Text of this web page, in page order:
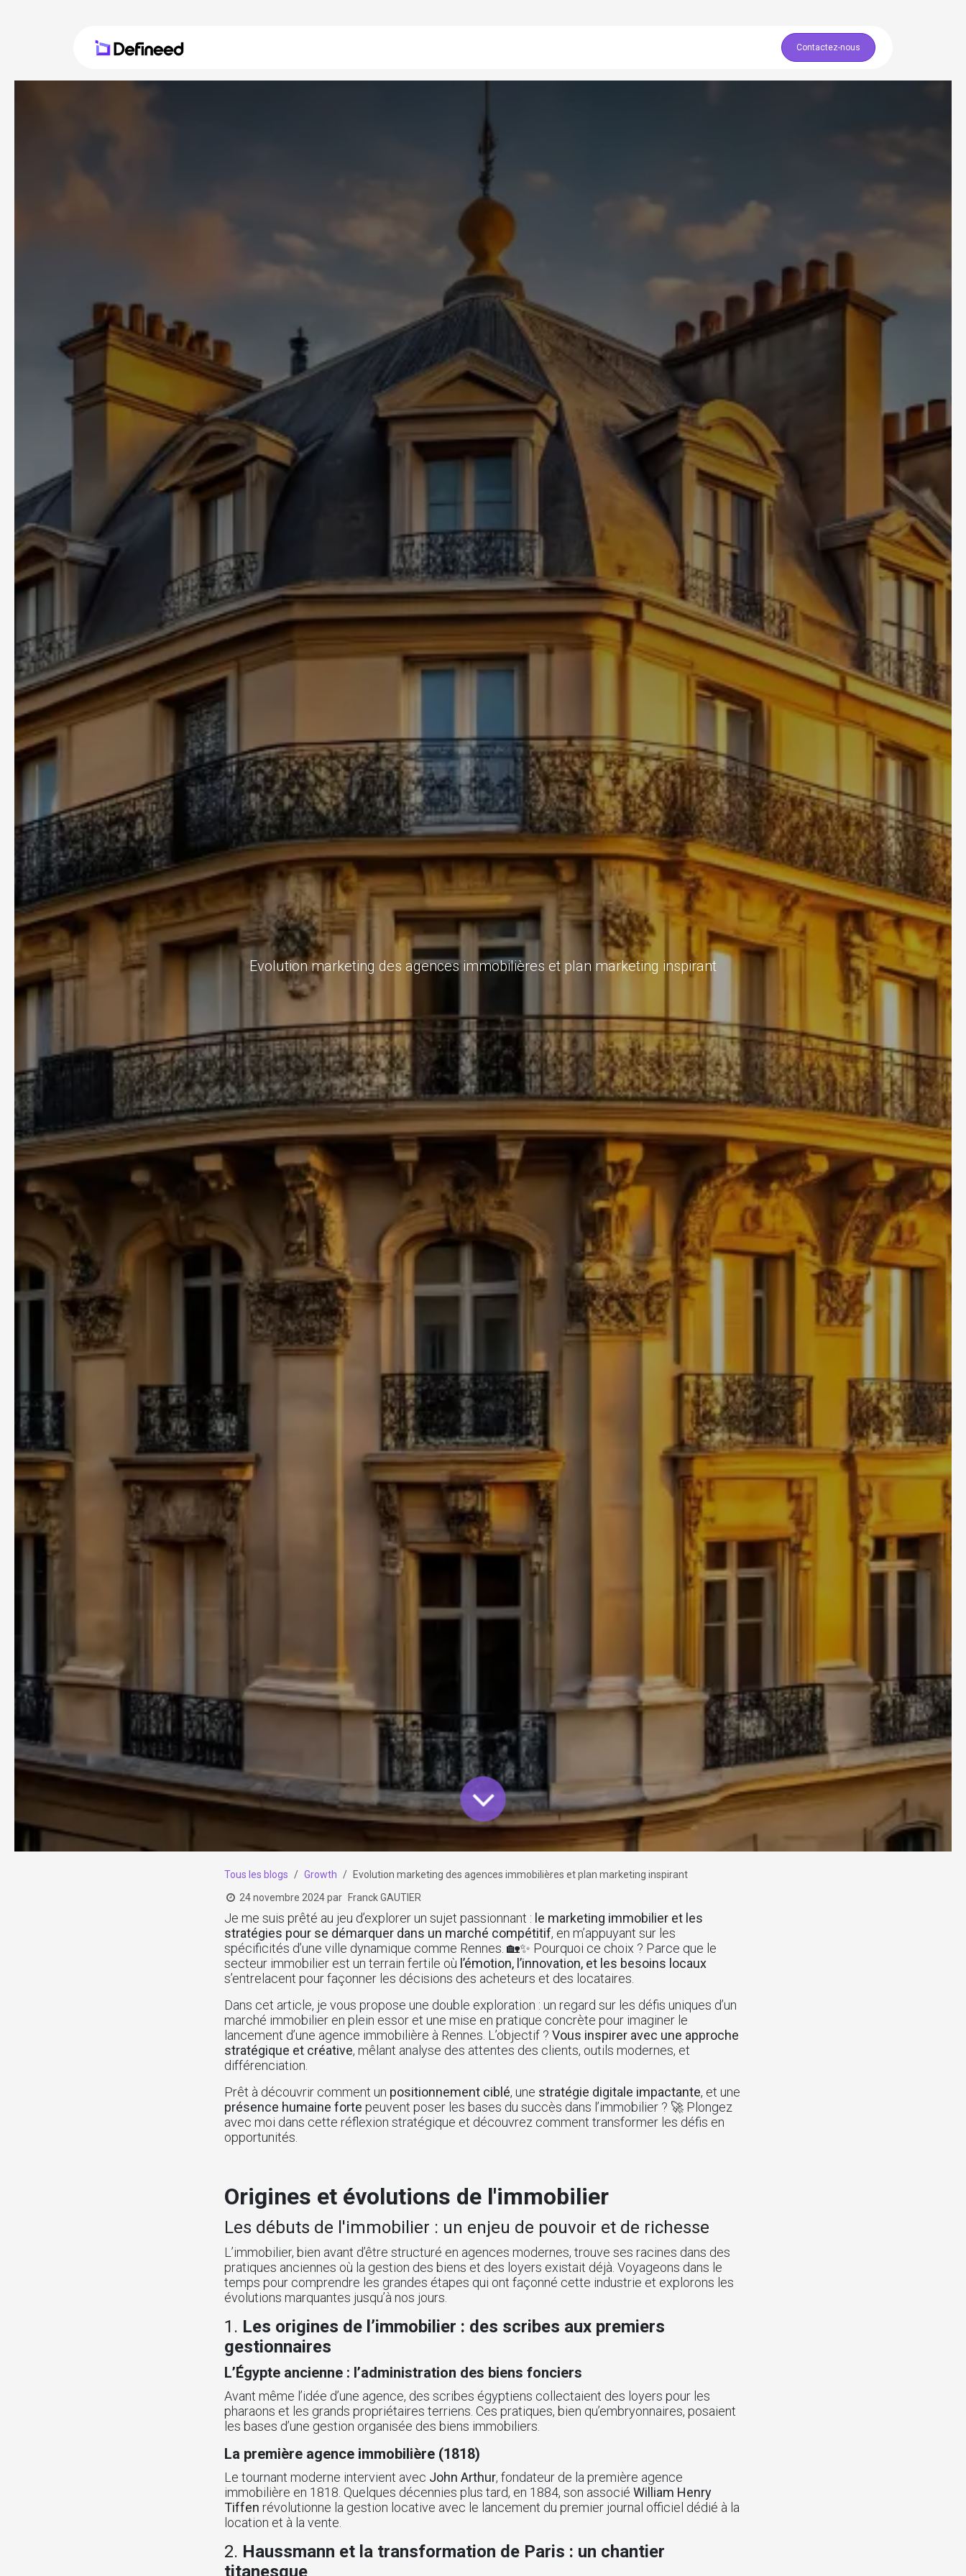
Contactez-nous
Evolution marketing des agences immobilières et plan marketing inspirant
Tous les blogs Growth
Evolution marketing des agences immobilières et plan marketing inspirant
24 novembre 2024par Franck GAUTIER
Je me suis prêté au jeu d’explorer un sujet passionnant : le marketing immobilier et les
stratégies pour se démarquer dans un marché compétitif, en m’appuyant sur les
spécificités d’une ville dynamique comme Rennes. 🏡✨ Pourquoi ce choix ? Parce que le
secteur immobilier est un terrain fertile où l’émotion, l’innovation, et les besoins locaux
s’entrelacent pour façonner les décisions des acheteurs et des locataires.
Dans cet article, je vous propose une double exploration : un regard sur les défis uniques d’un
marché immobilier en plein essor et une mise en pratique concrète pour imaginer le
lancement d’une agence immobilière à Rennes. L’objectif ? Vous inspirer avec une approche
stratégique et créative, mêlant analyse des attentes des clients, outils modernes, et
différenciation.
Prêt à découvrir comment un positionnement ciblé, une stratégie digitale impactante, et une
présence humaine forte peuvent poser les bases du succès dans l’immobilier ? 🚀 Plongez
avec moi dans cette réflexion stratégique et découvrez comment transformer les défis en
opportunités.
Origines et évolutions de l'immobilier
Les débuts de l'immobilier : un enjeu de pouvoir et de richesse
L’immobilier, bien avant d’être structuré en agences modernes, trouve ses racines dans des
pratiques anciennes où la gestion des biens et des loyers existait déjà. Voyageons dans le
temps pour comprendre les grandes étapes qui ont façonné cette industrie et explorons les
évolutions marquantes jusqu’à nos jours.
1. Les origines de l’immobilier : des scribes aux premiers
gestionnaires
L’Égypte ancienne : l’administration des biens fonciers
Avant même l’idée d’une agence, des scribes égyptiens collectaient des loyers pour les
pharaons et les grands propriétaires terriens. Ces pratiques, bien qu’embryonnaires, posaient
les bases d’une gestion organisée des biens immobiliers.
La première agence immobilière (1818)
Le tournant moderne intervient avec John Arthur, fondateur de la première agence
immobilière en 1818. Quelques décennies plus tard, en 1884, son associé William Henry
Tiffen révolutionne la gestion locative avec le lancement du premier journal officiel dédié à la
location et à la vente.
2. Haussmann et la transformation de Paris : un chantier
titanesque